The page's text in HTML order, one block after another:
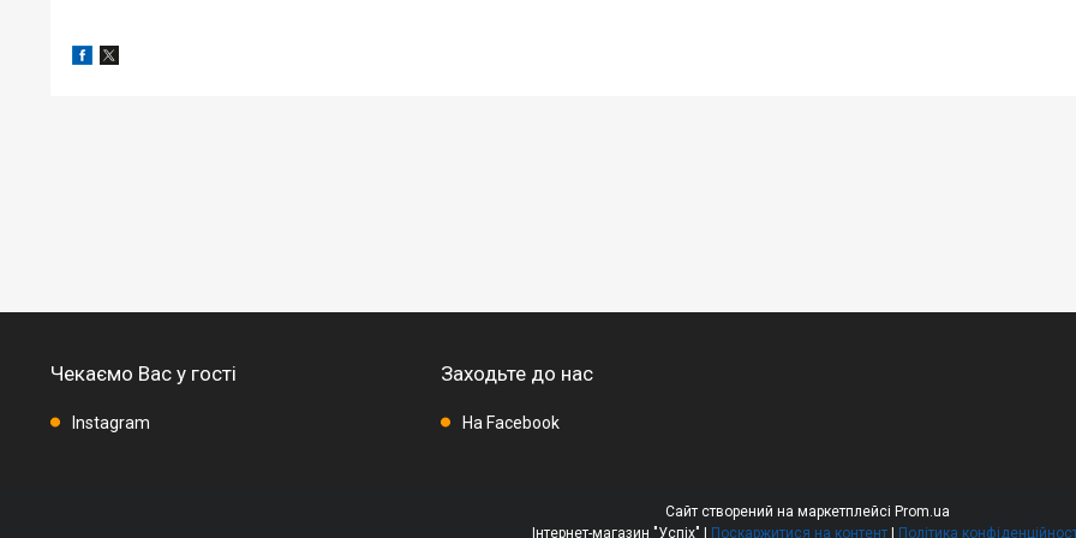
Чекаємо Вас у гості
Instagram
Заходьте до нас
На Facebook
Сайт створений на маркетплейсі Prom.ua
Інтернет-магазин "Успіх" | Поскаржитися на контент | Політика